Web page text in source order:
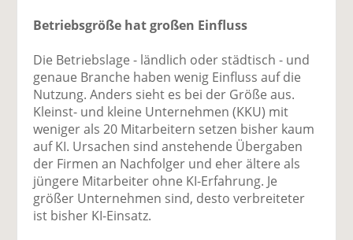
Betriebsgröße hat großen Einfluss
Die Betriebslage - ländlich oder städtisch - und
genaue Branche haben wenig Einfluss auf die
Nutzung. Anders sieht es bei der Größe aus.
Kleinst- und kleine Unternehmen (KKU) mit
weniger als 20 Mitarbeitern setzen bisher kaum
auf KI. Ursachen sind anstehende Übergaben
der Firmen an Nachfolger und eher ältere als
jüngere Mitarbeiter ohne KI-Erfahrung. Je
größer Unternehmen sind, desto verbreiteter
ist bisher KI-Einsatz.